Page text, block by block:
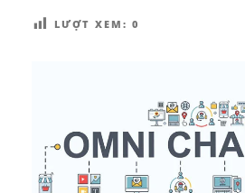
LƯỢT XEM: 0